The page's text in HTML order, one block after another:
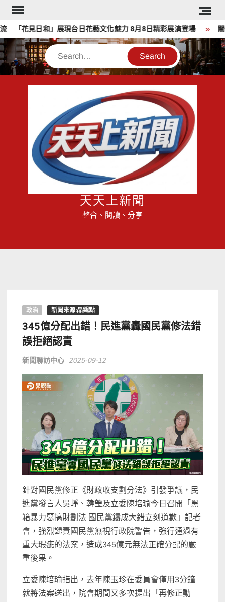
Skip
content
花見日和」展現台日花藝文化魅力 8月8日精彩展演登場 關
Search
天天上新聞
整合、閱讀、分享
政治 新聞來源:品觀點
345億分配出錯！民進黨轟國民黨修法錯
誤拒絕認責
新聞聯訪中心 2025-09-12
針對國民黨修正《財政收支劃分法》引發爭議，民
進黨發言人吳崢、韓瑩及立委陳培瑜今日召開「黑
箱暴力惡搞財劃法 國民黨鑄成大錯立刻道歉」記者
會，強烈譴責國民黨無視行政院警告，強行通過有
重大瑕疵的法案，造成345億元無法正確分配的嚴
重後果。
立委陳培瑜指出，去年陳玉珍在委員會僅用3分鐘
就將法案送出，院會期間又多次提出「再修正動